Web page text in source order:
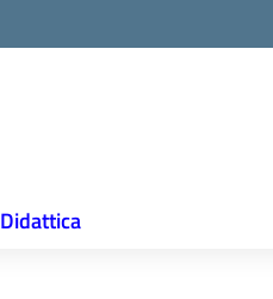
Didattica